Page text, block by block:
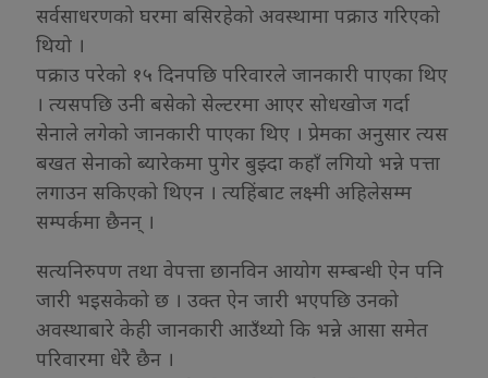
सर्वसाधरणको घरमा बसिरहेको अवस्थामा पक्राउ गरिएको
थियो ।
पक्राउ परेको १५ दिनपछि परिवारले जानकारी पाएका थिए
। त्यसपछि उनी बसेको सेल्टरमा आएर सोधखोज गर्दा
सेनाले लगेको जानकारी पाएका थिए । प्रेमका अनुसार त्यस
बखत सेनाको ब्यारेकमा पुगेर बुझ्दा कहाँ लगियो भन्ने पत्ता
लगाउन सकिएको थिएन । त्यहिंबाट लक्ष्मी अहिलेसम्म
सम्पर्कमा छैनन् ।
सत्यनिरुपण तथा वेपत्ता छानविन आयोग सम्बन्धी ऐन पनि
जारी भइसकेको छ । उक्त ऐन जारी भएपछि उनको
अवस्थाबारे केही जानकारी आउँथ्यो कि भन्ने आसा समेत
परिवारमा धेरै छैन ।